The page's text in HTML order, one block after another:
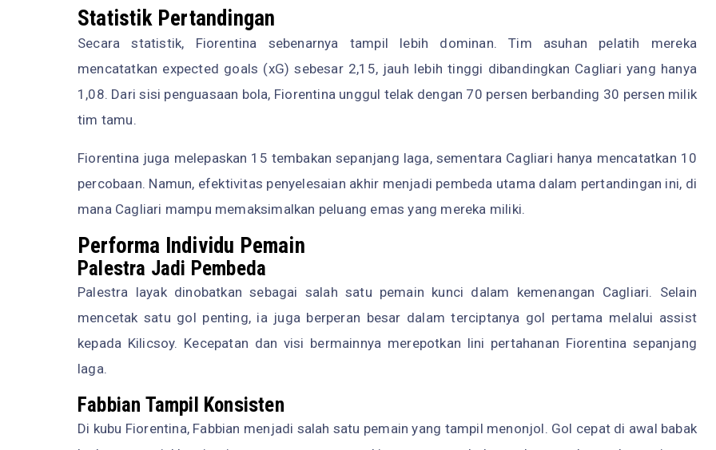
Statistik Pertandingan
Secara statistik, Fiorentina sebenarnya tampil lebih dominan. Tim asuhan pelatih mereka
mencatatkan expected goals (xG) sebesar 2,15, jauh lebih tinggi dibandingkan Cagliari yang hanya
1,08. Dari sisi penguasaan bola, Fiorentina unggul telak dengan 70 persen berbanding 30 persen milik
tim tamu.
Fiorentina juga melepaskan 15 tembakan sepanjang laga, sementara Cagliari hanya mencatatkan 10
percobaan. Namun, efektivitas penyelesaian akhir menjadi pembeda utama dalam pertandingan ini, di
mana Cagliari mampu memaksimalkan peluang emas yang mereka miliki.
Performa Individu Pemain
Palestra Jadi Pembeda
Palestra layak dinobatkan sebagai salah satu pemain kunci dalam kemenangan Cagliari. Selain
mencetak satu gol penting, ia juga berperan besar dalam terciptanya gol pertama melalui assist
kepada Kilicsoy. Kecepatan dan visi bermainnya merepotkan lini pertahanan Fiorentina sepanjang
laga.
Fabbian Tampil Konsisten
Di kubu Fiorentina, Fabbian menjadi salah satu pemain yang tampil menonjol. Gol cepat di awal babak